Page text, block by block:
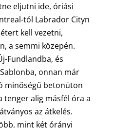
eljutni ide, óriási
tól Labrador Cityn
kell vezetni,
a semmi közepén.
Fundlandba, és
onnan már
minőségű betonúton
tenger alig másfél óra a
az átkelés.
mint két órányi